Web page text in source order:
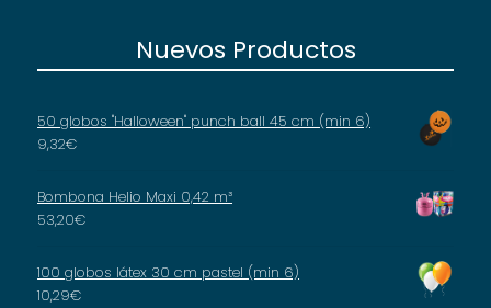
Nuevos Productos
50 globos "Halloween" punch ball 45 cm (min 6)
9,32€
Bombona Helio Maxi 0,42 m³
53,20€
100 globos látex 30 cm pastel (min 6)
10,29€